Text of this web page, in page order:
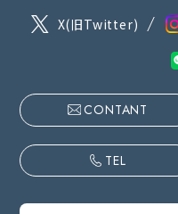
X(旧Twitter)
CONTANT
TEL